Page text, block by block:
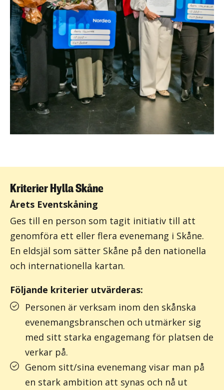
Kriterier Hylla Skåne
Årets Eventskåning
Ges till en person som tagit initiativ till att
genomföra ett eller flera evenemang i Skåne.
En eldsjäl som sätter Skåne på den nationella
och internationella kartan.
Följande kriterier utvärderas:
Personen är verksam inom den skånska
evenemangsbranschen och utmärker sig
med sitt starka engagemang för platsen de
verkar på.
Genom sitt/sina evenemang visar man på
en stark ambition att synas och nå ut